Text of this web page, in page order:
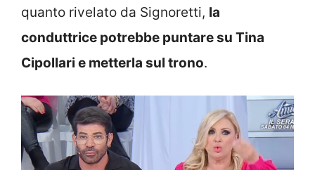
quanto rivelato da Signoretti, la
conduttrice potrebbe puntare su Tina
Cipollari e metterla sul trono.